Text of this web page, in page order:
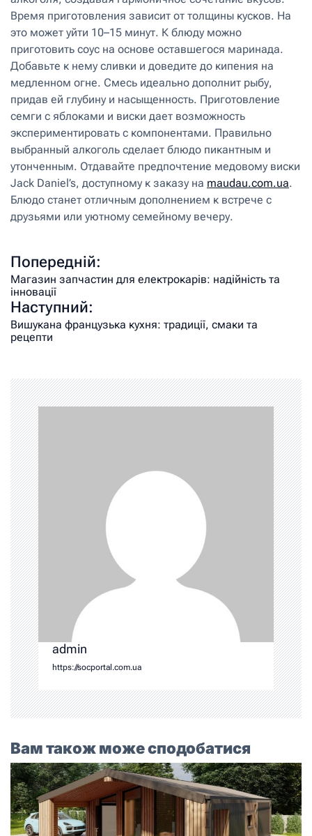
Время приготовления зависит от толщины кусков. На
это может уйти 10–15 минут. К блюду можно
приготовить соус на основе оставшегося маринада.
Добавьте к нему сливки и доведите до кипения на
медленном огне. Смесь идеально дополнит рыбу,
придав ей глубину и насыщенность. Приготовление
семги с яблоками и виски дает возможность
экспериментировать с компонентами. Правильно
выбранный алкоголь сделает блюдо пикантным и
утонченным. Отдавайте предпочтение медовому виски
Jack Daniel’s, доступному к заказу на maudau.com.ua.
Блюдо станет отличным дополнением к встрече с
друзьями или уютному семейному вечеру.
Попередній:
Магазин запчастин для електрокарів: надійність та
інновації
Наступний:
Вишукана французька кухня: традиції, смаки та
рецепти
admin
https://socportal.com.ua
Вам також може сподобатися